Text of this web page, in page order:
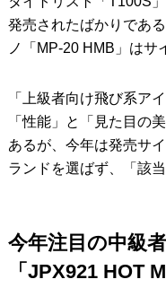
発売されたばかりであ
ノ「MP-20 HMB」はサ
「上級者向け飛び系ア
「性能」と「見た目の
あるが、今年は発売サ
ランドを選ばず、「該
今年注目の中級
「JPX921 HOT